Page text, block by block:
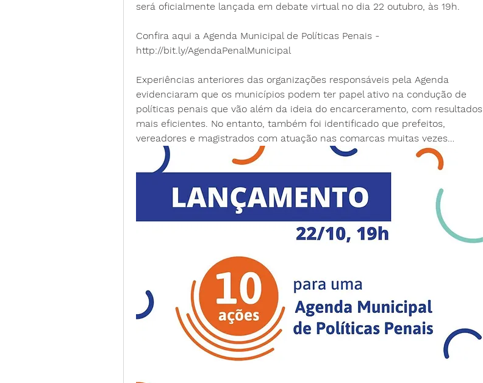
será oficialmente lançada em debate virtual no dia 22 outubro, às 19h.
Confira aqui a Agenda Municipal de Políticas Penais -
http://bit.ly/AgendaPenalMunicipal
Experiências anteriores das organizações responsáveis pela Agenda
evidenciaram que os municípios podem ter papel ativo na condução de
políticas penais que vão além da ideia do encarceramento, com resultados
mais eficientes. No entanto, também foi identificado que prefeitos,
vereadores e magistrados com atuação nas comarcas muitas vezes…